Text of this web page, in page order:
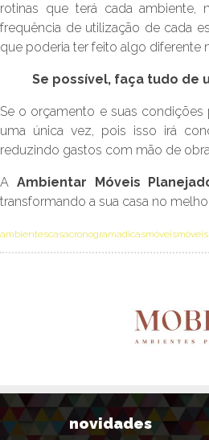
rotinas que terá cada
frequência de utilização de cada
que poderia ter feito algo diferente
Se possível, faça tudo de
Se o orçamento e suas
uma única vez, pois isso irá
reduzindo gastos com mão de
A Ambientar Móveis
transformando a sua casa no
ambientescasacronogramadicasmóveis
novidades